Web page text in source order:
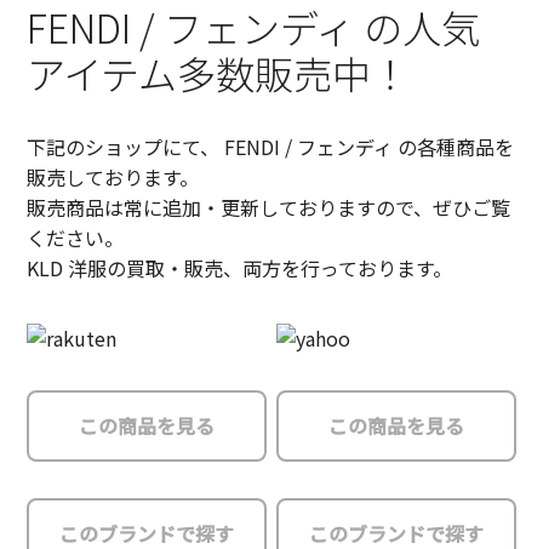
FENDI / フェンディ の人気
アイテム多数販売中！
下記のショップにて、 FENDI / フェンディ の各種商品を
販売しております。
販売商品は常に追加・更新しておりますので、ぜひご覧
ください。
KLD 洋服の買取・販売、両方を行っております。
この商品を見る
このブランドで探す
この商品を見る
このブランドで探す